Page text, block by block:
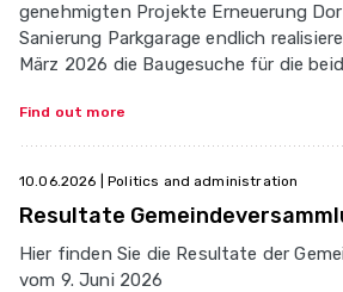
genehmigten Projekte Erneuerung
Sanierung Parkgarage endlich
März 2026 die Baugesuche für die
Find out more
10.06.2026 | Politics and administration
Resultate
Hier finden Sie die Resultate der
vom 9. Juni 2026